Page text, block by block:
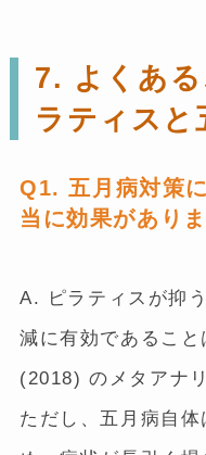
7. よくあ
ラティスと
Q1. 五月病対策
当に効果があり
A. ピラティスが抑
減に有効であるこ
(2018) のメタアナ
ただし、五月病自